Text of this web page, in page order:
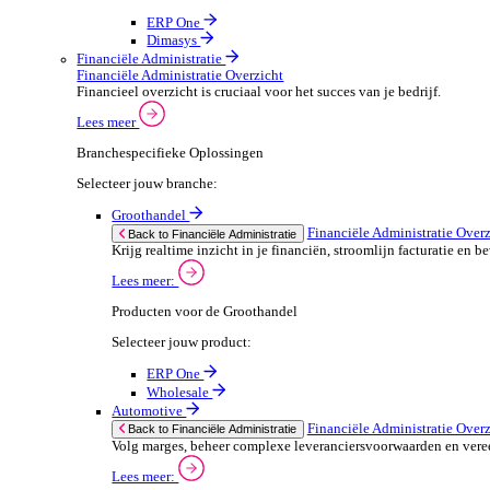
Consent
ERP Producten voor de Automotive
Selecteer jouw product:
ERP One
POS Oplossingen
POS Oplossingen Overzicht
Snelle, naadloze betaalervaring voor je klanten.
Lees meer
Branchespecifieke POS Oplossingen
Selecteer jouw branche:
Back to POS Oplossingen
Bedien je klanten snel en nauwkeuring met
POS Producten voor de Groothandel
Selecteer jouw product: